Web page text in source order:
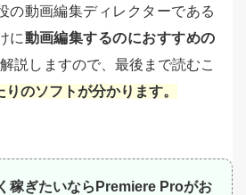
の動画編集ディレクターである
に動画編集するのにおすすめの
説しますので、最後まで読むこ
のソフトが分かります。
稼ぎたいならPremiere Proがお